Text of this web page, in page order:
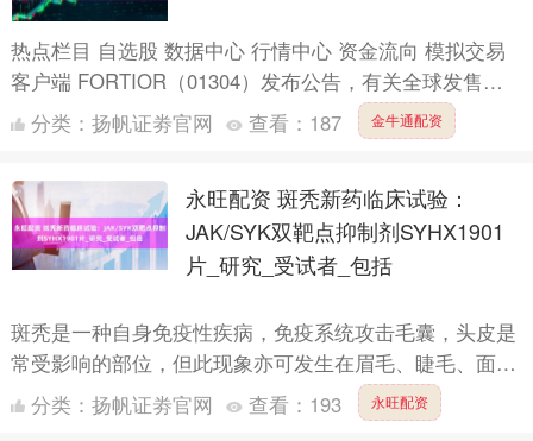
热点栏目 自选股 数据中心 行情中心 资金流向 模拟交易
客户端 FORTIOR（01304）发布公告，有关全球发售的
稳定价格期于2025年8月3日（星期日）（....
分类： 扬帆证劵官网 查看： 187 金牛通配资
永旺配资 斑秃新药临床试验：
JAK/SYK双靶点抑制剂SYHX1901
片_研究_受试者_包括
斑秃是一种自身免疫性疾病，免疫系统攻击毛囊，头皮是
常受影响的部位，但此现象亦可发生在眉毛、睫毛、面部
毛发或身体的其它区域，造成各处毛发的脱落。斑秃可能
影响患者终....
分类： 扬帆证劵官网 查看： 193 永旺配资